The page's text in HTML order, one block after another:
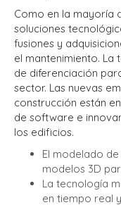
Como en la mayoría
soluciones
fusiones y
el mantenimiento.
de diferenciación
sector. Las nuevas
construcción están
de software e
los edificios.
El modelado
modelos 3D
La tecnología
en tiempo real